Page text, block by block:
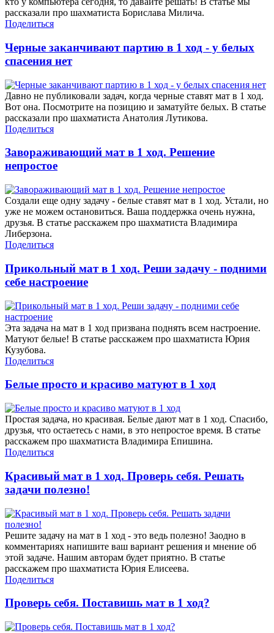
рассказали про шахматиста Борислава Милича.
Поделиться
Черные заканчивают партию в 1 ход - у белых
спасения нет
Давно не публиковали задач, когда черные ставят мат в 1 ход.
Вот она. Посмотрите на позицию и заматуйте белых. В статье
рассказали про шахматиста Анатолия Лутикова.
Поделиться
Завораживающий мат в 1 ход. Решение
непростое
Создали еще одну задачу - белые ставят мат в 1 ход. Устали, но
уже не можем остановиться. Ваша поддержка очень нужна,
друзья. В статье расскажем про шахматиста Владимира
Либерзона.
Поделиться
Прикольный мат в 1 ход. Реши задачу - подними
себе настроение
Эта задача на мат в 1 ход призвана поднять всем настроение.
Матуют белые! В статье расскажем про шахматиста Юрия
Кузубова.
Поделиться
Белые просто и красиво матуют в 1 ход
Простая задача, но красивая. Белые дают мат в 1 ход. Спасибо,
друзья, что остаетесь с нами, в это непростое время. В статье
расскажем про шахматиста Владимира Епишина.
Поделиться
Красивый мат в 1 ход. Проверь себя. Решать
задачи полезно!
Решите задачу на мат в 1 ход - это ведь полезно! Заодно в
комментариях напишите ваш вариант решения и мнение об
этой задаче. Нашим авторам будет приятно. В статье
расскажем про шахматиста Юрия Елисеева.
Поделиться
Проверь себя. Поставишь мат в 1 ход?